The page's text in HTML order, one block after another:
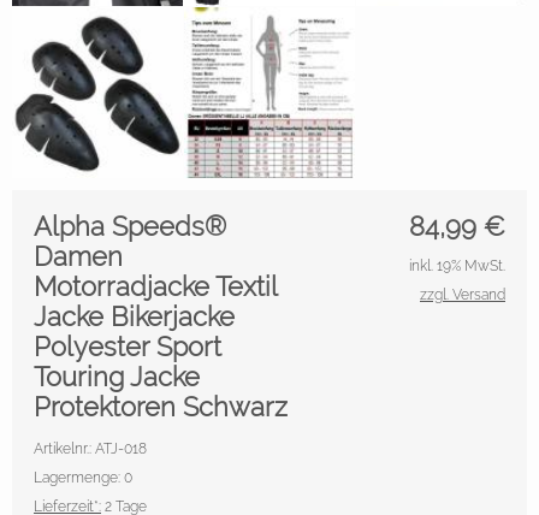
84,99 €
Alpha Speeds®
Damen
Motorradjacke Textil
Jacke Bikerjacke
Polyester Sport
Touring Jacke
Protektoren Schwarz
Artikelnr.: ATJ-018
Lagermenge: 0
Lieferzeit*: 2 Tage
inkl. 19% MwSt.
zzgl. Versand